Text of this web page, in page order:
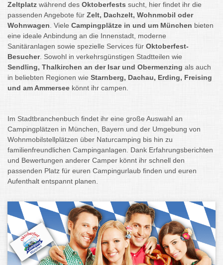
Zeltplatz während des Oktoberfests sucht, hier findet ihr die
passenden Angebote für Zelt, Dachzelt, Wohnmobil oder
Wohnwagen . Viele Campingplätze in und um München bieten
eine ideale Anbindung an die Innenstadt, moderne
Sanitäranlagen sowie spezielle Services für Oktoberfest-
Besucher. Sowohl in verkehrsgünstigen Stadtteilen wie
Sendling, Thalkirchen an der Isar und Obermenzing als auch
in beliebten Regionen wie Starnberg, Dachau, Erding, Freising
und am Ammersee könnt ihr campen.
Im Stadtbranchenbuch findet ihr eine große Auswahl an
Campingplätzen in München, Bayern und der Umgebung von
Wohnmobilstellplätzen über Naturcamping bis hin zu
familienfreundlichen Campinganlagen. Dank Erfahrungsberichten
und Bewertungen anderer Camper könnt ihr schnell den
passenden Platz für euren Campingurlaub finden und euren
Aufenthalt entspannt planen.